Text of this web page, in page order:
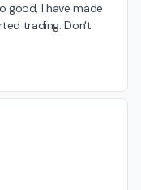
good, I have made
trading. Don't